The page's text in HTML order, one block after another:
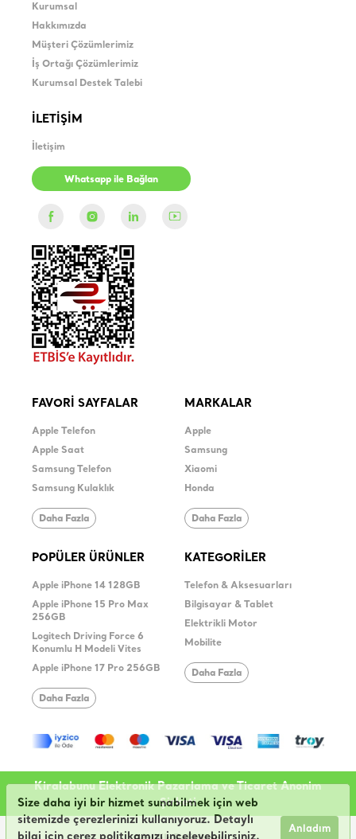
Size daha iyi bir hizmet sunabilmek için web
sitemizde çerezlerinizi kullanıyoruz. Detaylı
Anladım
Kurumsal
Hakkımızda
Müşteri Çözümlerimiz
İş Ortağı Çözümlerimiz
Kurumsal Destek Talebi
İLETİŞİM
İletişim
Whatsapp ile Bağlan
FAVORİ SAYFALAR
Apple Telefon
Apple Saat
Samsung Telefon
Samsung Kulaklık
Daha Fazla
MARKALAR
Apple
Samsung
Xiaomi
Honda
Daha Fazla
POPÜLER ÜRÜNLER
Apple iPhone 14 128GB
Apple iPhone 15 Pro Max
256GB
Logitech Driving Force 6
Konumlu H Modeli Vites
Apple iPhone 17 Pro 256GB
Daha Fazla
KATEGORİLER
Telefon & Aksesuarları
Bilgisayar & Tablet
Elektrikli Motor
Mobilite
Daha Fazla
Kiralabunu Elektronik Pazarlama ve Ticaret Anonim
Şirketi